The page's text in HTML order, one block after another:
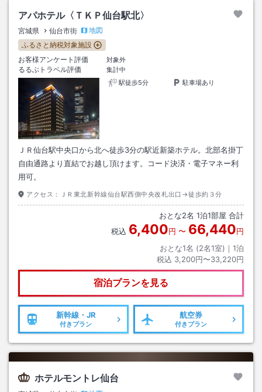
アパホテル〈ＴＫＰ仙台駅北〉
宮城県 仙台市街
地図
ふるさと納税対象施設
お客様アンケート評価
対象外
るるぶトラベル評価
集計中
駅徒歩5分
駐車場あり
ＪＲ仙台駅中央口から北へ徒歩3分の駅近新築ホテル。北部名掛丁
自由通路より直結でお越し頂けます。コード決済・電子マネー利
用可。
アクセス： ＪＲ東北新幹線仙台駅西側中央改札出口→徒歩約３分
おとな2名 1泊1部屋 合計
税込 6,400円 〜 66,440円
おとな1名 (2名1室)｜ 1泊
税込 3,200円〜33,220円
宿泊プランを見る
新幹線・JR
付きプラン
航空券
付きプラン
ホテルモントレ仙台